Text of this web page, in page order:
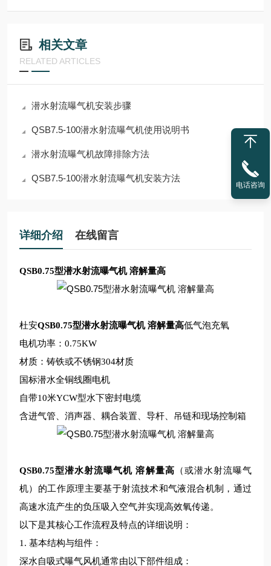
相关文章
RELATED ARTICLES
潜水射流曝气机安装步骤
QSB7.5-100潜水射流曝气机使用说明书
潜水射流曝气机故障排除方法
QSB7.5-100潜水射流曝气机安装方法
详细介绍 在线留言
QSB0.75型潜水射流曝气机 溶解量高
杜安QSB0.75型潜水射流曝气机 溶解量高低气泡充氧
电机功率：0.75KW
材质：铸铁或不锈钢304材质
国标潜水全铜线圈电机
自带10米YCW型水下密封电缆
含进气管、消声器、耦合装置、导杆、吊链和现场控制箱
QSB0.75型潜水射流曝气机 溶解量高 （或潜水射流曝气
机）的工作原理主要基于射流技术和气液混合机制，通过
高速水流产生的负压吸入空气并实现高效氧传递。
以下是其核心工作流程及特点的详细说明：
1. 基本结构与组件 ：
深水自吸式曝气风机通常由以下部件组成：
电话咨询